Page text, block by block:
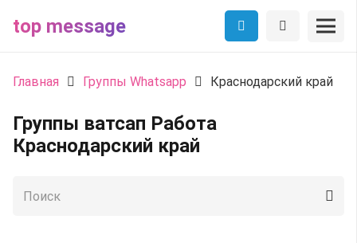
top message
Главная Группы Whatsapp Краснодарский край
Группы ватсап Работа
Краснодарский край